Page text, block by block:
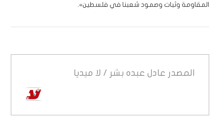
المقاومة وثبات وصمود شعبنا في فلسطين».
المصدر عادل عبده بشر / لا ميديا